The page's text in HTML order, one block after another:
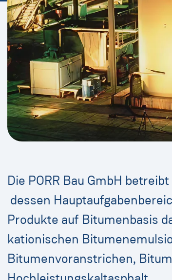
Die PORR Bau GmbH
dessen
Produkte auf Bitumenbasis
kationischen
Bitumenvoranstrichen,